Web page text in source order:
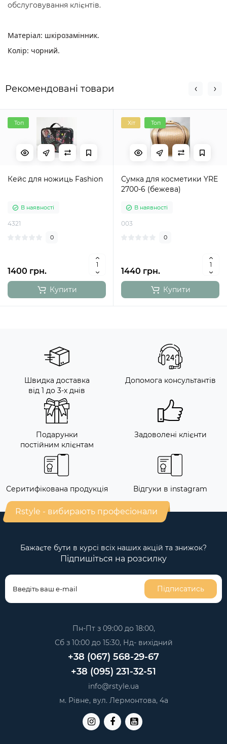
обслуговування клієнтів.
Матеріал: шкірозамінник.
Колір: чорний.
Рекомендовані товари
Топ
Кейс для ножиць Fashion
В наявності
4321
0
1400 грн.
Купити
Хіт Топ
Сумка для косметики YRE
2700-6 (бежева)
В наявності
003
0
1440 грн.
Купити
Швидка доставка
від 1 до 3-х днів
Допомога консультантів
Подарунки
постійним клієнтам
Задоволені клієнти
Серитифікована продукція Відгуки в instagram
Rstyle - вибирають професіонали
Бажаєте бути в курсі всіх наших акцій та знижок?
Підпишіться на розсилку
Підписатись
Пн-Пт з 09:00 до 18:00,
Сб з 10:00 до 15:30, Нд- вихідний
+38 (067) 568-29-67
+38 (095) 231-32-51
info@rstyle.ua
м. Рівне, вул. Лермонтова, 4а